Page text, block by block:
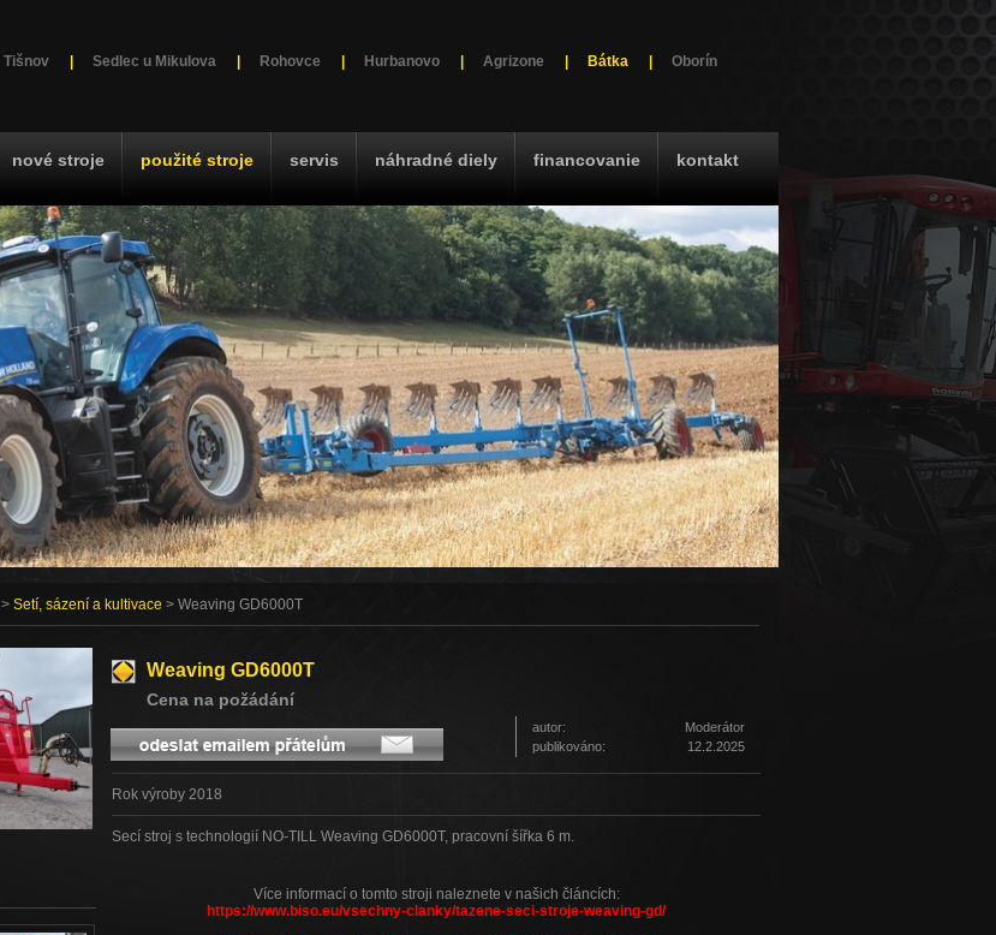
Tišnov Sedlec u Mikulova Rohovce Hurbanovo Agrizone Bátka Oborín
nové stroje použité stroje servis náhradné diely financovanie kontakt
> Setí, sázení a kultivace > Weaving GD6000T
Weaving GD6000T
Cena na požádání
autor:
Moderátor
publikováno:
12.2.2025
Rok výroby 2018
Secí stroj s technologií NO-TILL Weaving GD6000T, pracovní šířka 6 m.
Více informací o tomto stroji naleznete v našich článcích:
https://www.biso.eu/vsechny-clanky/tazene-seci-stroje-weaving-gd/